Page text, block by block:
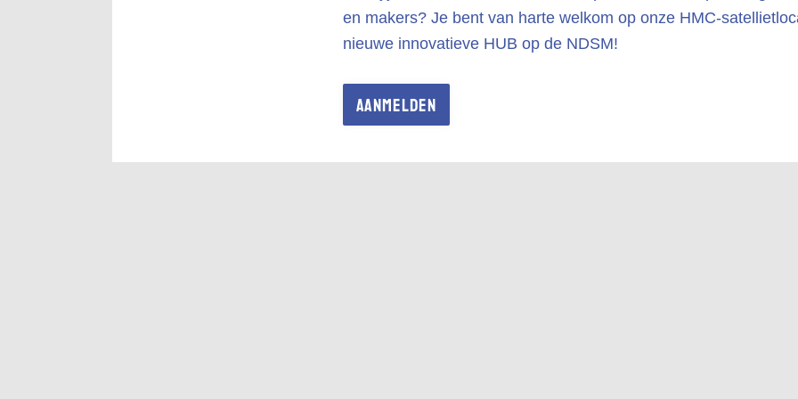
en makers? Je bent van harte welkom op onze HMC-
nieuwe innovatieve HUB op de NDSM!
AANMELDEN